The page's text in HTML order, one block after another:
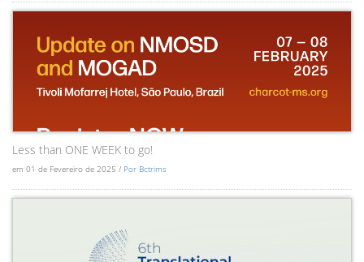
Less than ONE WEEK to go!
em 01 de Fevereiro de 2025 / Por Bctrims